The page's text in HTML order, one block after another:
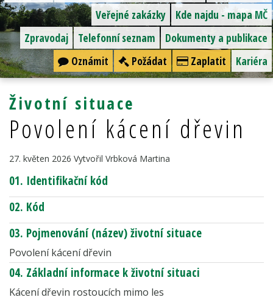
Kde najdu - mapa MČ
Veřejné zakázky
Dokumenty a publikace
Telefonní seznam
Zpravodaj
Kariéra
Zaplatit
Požádat
Oznámit
Životní situace
Povolení kácení dřevin
27. květen 2026 Vytvořil Vrbková Martina
01. Identifikační kód
02. Kód
03. Pojmenování (název) životní situace
Povolení kácení dřevin
04. Základní informace k životní situaci
Kácení dřevin rostoucích mimo les